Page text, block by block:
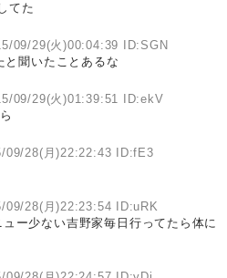
てた
09/29(火)00:04:39 ID:SGN
と聞いたことあるな
09/29(火)01:39:51 ID:ekV
09/28(月)22:22:43 ID:fE3
09/28(月)22:23:54 ID:uRK
ー少ない吉野家毎日行ってたら体に